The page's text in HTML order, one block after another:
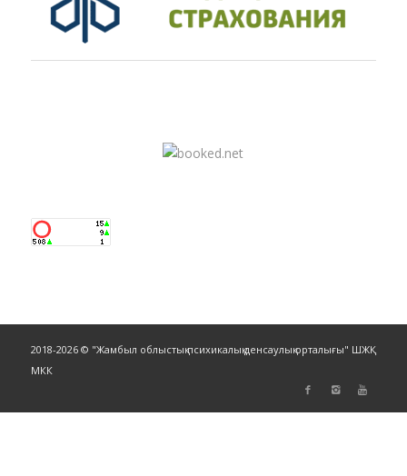
2018-2026 © "Жамбыл облыстық психикалық денсаулық орталығы" ШЖҚ
МКК